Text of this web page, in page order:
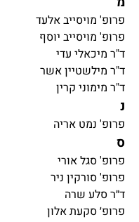
פרופ' מויסייב אלעד
פרופ' מויסייב יוסף
ד"ר מיכאלי עדי
ד"ר מילשטיין אשר
ד"ר מימוני קרין
נ
פרופ' נמט אריה
ס
פרופ' סגל אורי
פרופ' סורקין ניר
ד״ר סלע שרה
פרופ׳ סקעת אלון